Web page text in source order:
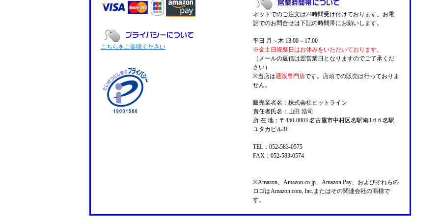
こちらをご参照ください
ネットでのご注文は24時間受け付けております。お電
話でのお問合せは下記の時間帯にお願いします。
平日 月～木 13:00～17:00
※金土日祝祭日はお休みをいただいております。
（メールの返信は翌営業日となりますのでご了承くだ
さい）
※当店は通販専門店です。店頭での販売は行っておりま
せん。
販売業者名：株式会社ヒットライン
責任者氏名：山田 浩司
所 在 地：〒450-0003 名古屋市中村区名駅南3-6-6 名駅
ユタカビル3F
TEL：052-583-0575
FAX：052-583-0574
※Amazon、Amazon.co.jp、Amazon Pay、およびそれらの
ロゴはAmazon.com, Inc.またはその関連会社の商標で
す。